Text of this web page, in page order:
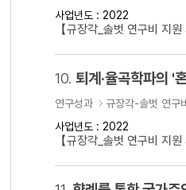
사업년도 : 2022
【규장각_솔벗 연구비 지
10. 퇴계·율곡학파의 '
연구성과
규장각-솔벗 연구
사업년도 : 2022
【규장각_솔벗 연구비